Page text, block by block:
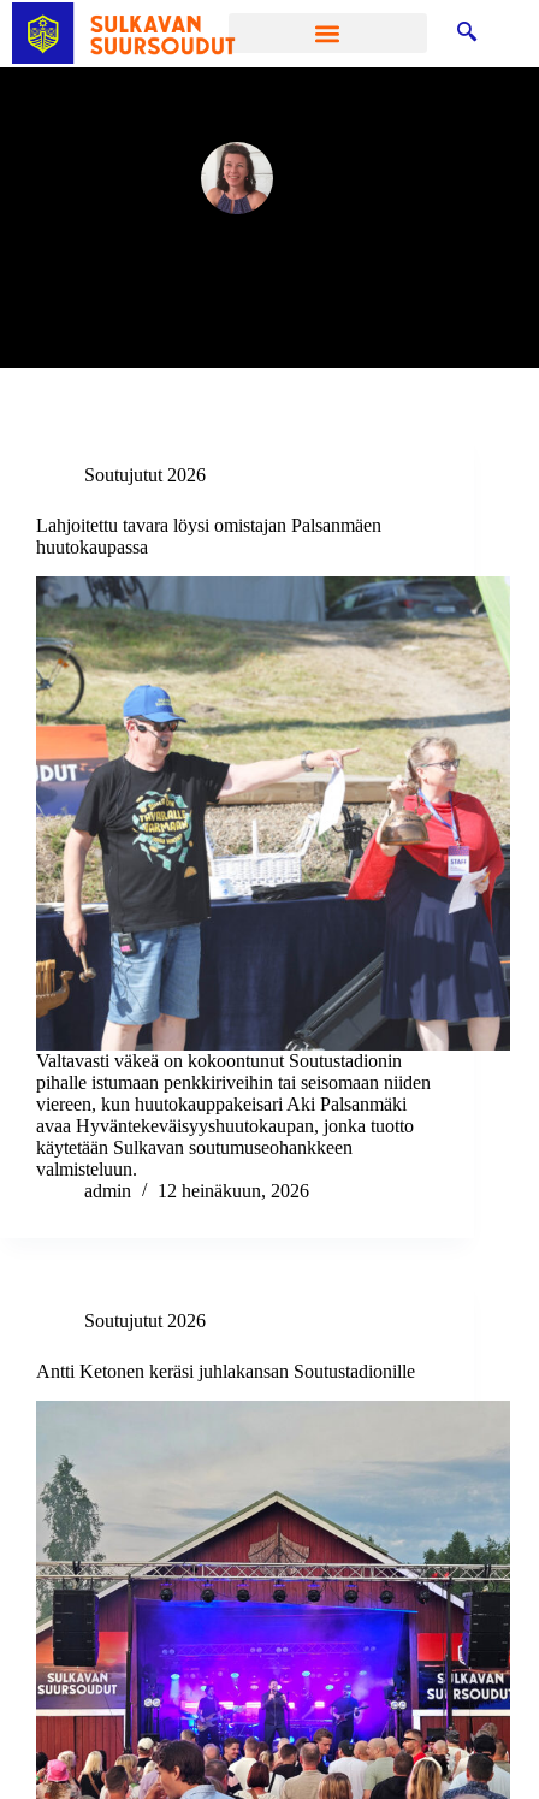
Soutujutut 2026
Lahjoitettu tavara löysi omistajan Palsanmäen
huutokaupassa
Valtavasti väkeä on kokoontunut Soutustadionin
pihalle istumaan penkkiriveihin tai seisomaan niiden
viereen, kun huutokauppakeisari Aki Palsanmäki
avaa Hyväntekeväisyyshuutokaupan, jonka tuotto
käytetään Sulkavan soutumuseohankkeen
valmisteluun.
admin
12 heinäkuun, 2026
Soutujutut 2026
Antti Ketonen keräsi juhlakansan Soutustadionille